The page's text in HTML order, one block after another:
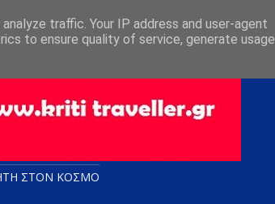
ΣΤΟN KOΣΜΟ
traffic. Your IP address and user-agent
to ensure quality of service, generate usage